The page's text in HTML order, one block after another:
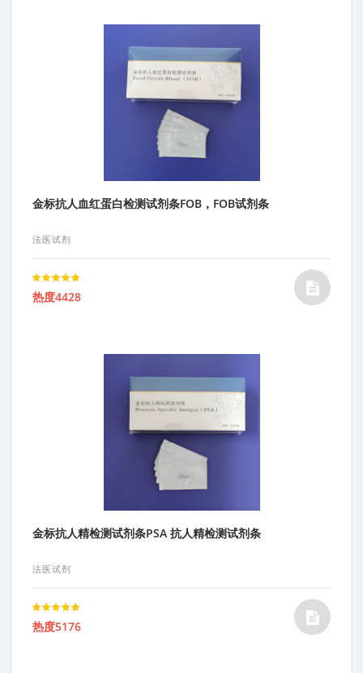
金标抗人血红蛋白检测试剂条FOB，FOB试剂条
法医试剂
Rated
5.00out of 5
热度4428
金标抗人精检测试剂条PSA 抗人精检测试剂条
法医试剂
Rated
5.00out of 5
热度5176